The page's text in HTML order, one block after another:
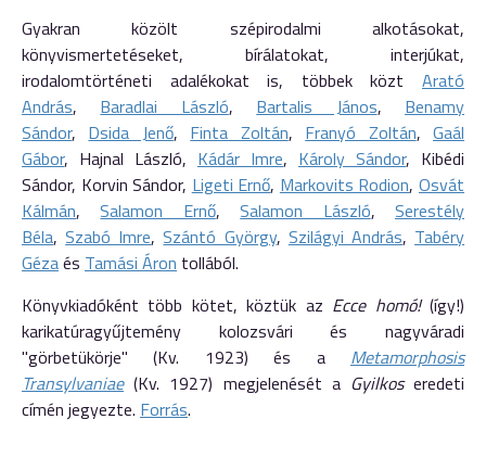
Gyakran közölt szépirodalmi alkotásokat,
könyvismertetéseket, bírálatokat, interjúkat,
irodalomtörténeti adalékokat is, többek közt Arató
András, Baradlai László, Bartalis János, Benamy
Sándor, Dsida Jenő, Finta Zoltán, Franyó Zoltán,Gaál
Gábor, Hajnal László, Kádár Imre, Károly Sándor, Kibédi
Sándor, Korvin Sándor, Ligeti Ernő, Markovits Rodion,Osvát
Kálmán,Salamon Ernő,Salamon László,Serestély
Béla,Szabó Imre,Szántó György, Szilágyi András, Tabéry
Gézaés Tamási Áron tollából.
Könyvkiadóként több kötet, köztük az Ecce homó!(így!)
karikatúragyűjtemény kolozsvári és nagyváradi
"görbetükörje" (Kv. 1923) és a Metamorphosis
Transylvaniae(Kv. 1927) megjelenését a Gyilkoseredeti
címén jegyezte. Forrás.